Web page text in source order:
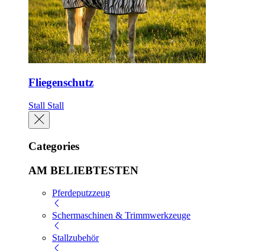
Fliegenschutz
Stall Stall
Categories
AM BELIEBTESTEN
Pferdeputzzeug
Schermaschinen & Trimmwerkzeuge
Stallzubehör